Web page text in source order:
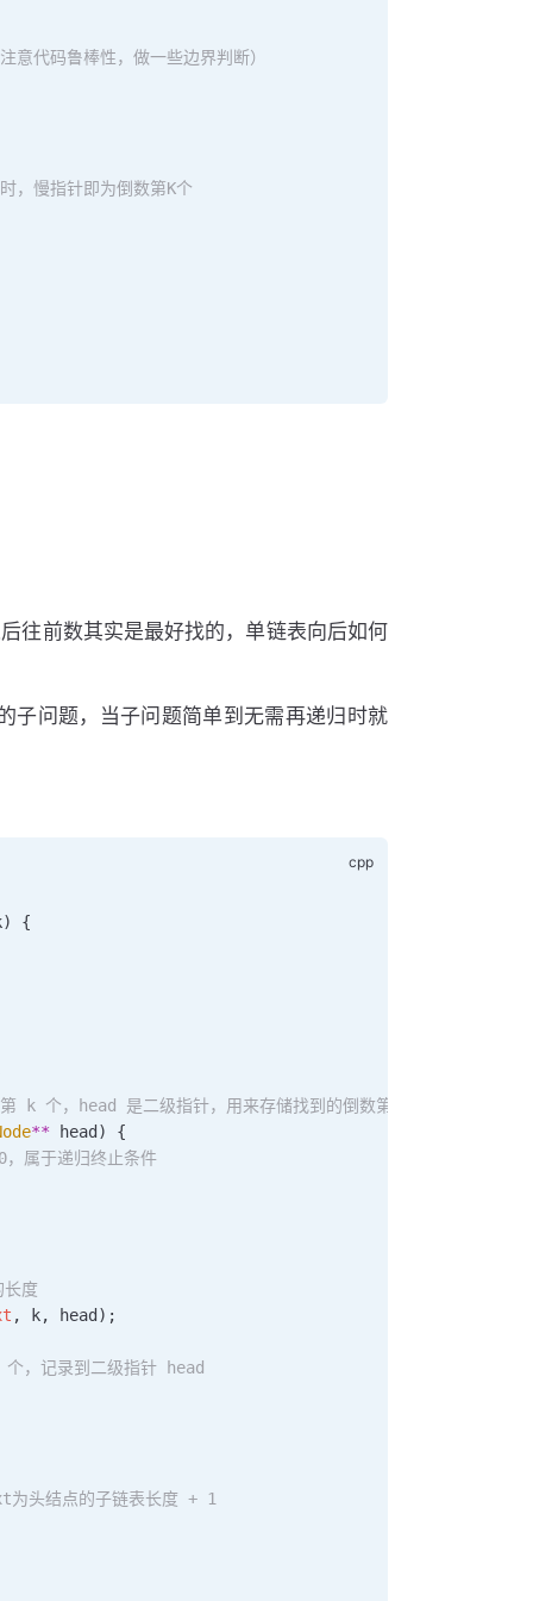
代码鲁棒性，做一些边界判断）
，慢指针即为倒数第K个
往前数其实是最好找的，单链表向后如何
子问题，当子问题简单到无需再递归时就
) {
k 个，head 是二级指针，用来存储找到的倒数第 k 个节点
** head ) {
0，属于递归终止条件
长度
, k, head);
，记录到二级指针 head
头结点的子链表长度 + 1